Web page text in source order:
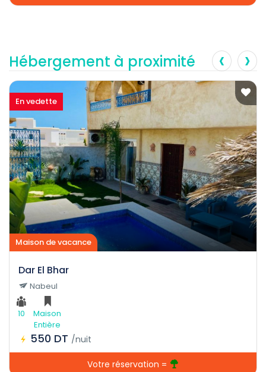
Hébergement à proximité
En vedette
Maison de vacance
Dar El Bhar
Nabeul
10
Maison
Entière
550 DT /nuit
Votre réservation =
‹ ›